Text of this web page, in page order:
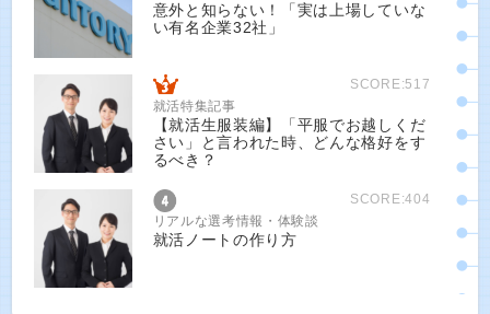
意外と知らない！「実は上場していな
い有名企業32社」
SCORE:517
就活特集記事
【就活生服装編】「平服でお越しくだ
さい」と言われた時、どんな格好をす
るべき？
SCORE:404
リアルな選考情報・体験談
就活ノートの作り方